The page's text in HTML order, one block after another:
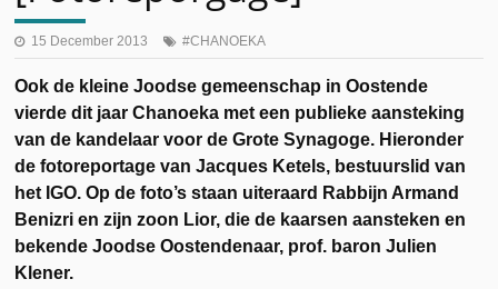
15 December 2013 CHANOEKA
Ook de kleine Joodse gemeenschap in Oostende
vierde dit jaar Chanoeka met een publieke aansteking
van de kandelaar voor de Grote Synagoge. Hieronder
de fotoreportage van Jacques Ketels, bestuurslid van
het IGO. Op de foto’s staan uiteraard Rabbijn Armand
Benizri en zijn zoon Lior, die de kaarsen aansteken en
bekende Joodse Oostendenaar, prof. baron Julien
Klener.